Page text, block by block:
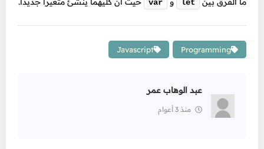
let
var
Programming
Javascript
عبد الوهاب عمر
منذ 3 أعوام